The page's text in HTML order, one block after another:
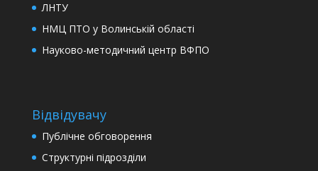
ЛНТУ
НМЦ ПТО у Волинській області
Науково-методичний центр ВФПО
Відвідувачу
Публічне обговорення
Структурні підрозділи